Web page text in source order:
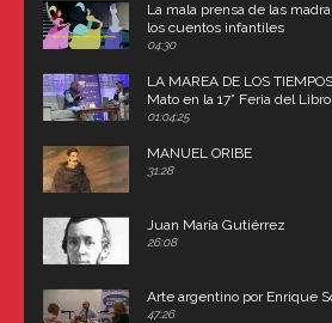
La mala prensa de las
los cuentos infantiles
04:30
LA MAREA DE LOS
Mato en la 17° Feria del
(Uruguay)
01:04:25
MANUEL ORIBE
31:28
Juan María Gutiérrez
26:08
Arte argentino por Enrique
47:26